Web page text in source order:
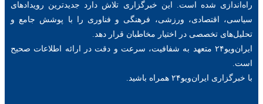
راه‌اندازی شده است. این خبرگزاری تلاش دارد جدیدترین رویدادهای
سیاسی، اقتصادی، ورزشی، فرهنگی و فناوری را با پوشش جامع و
تحلیل‌های تخصصی در اختیار مخاطبان قرار دهد.
ایران‌ویو۲۴ متعهد به شفافیت، سرعت و دقت در ارائه اطلاعات صحیح
است.
با خبرگزاری ایران‌ویو۲۴ همراه باشید.